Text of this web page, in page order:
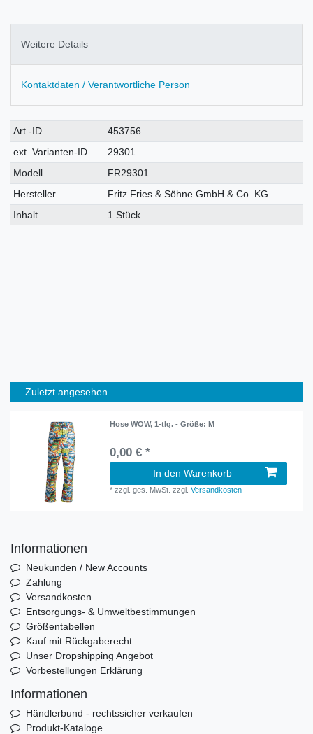
Weitere Details
Kontaktdaten / Verantwortliche Person
Technisches
Merkmal
Wert
Art.-ID
453756
ext. Varianten-ID
29301
Modell
FR29301
Hersteller
Fritz Fries & Söhne GmbH & Co. KG
Inhalt
1 Stück
Zuletzt angesehen
Hose WOW, 1-tlg. - Größe: M
0,00 € *
In den Warenkorb
*zzgl. ges. MwSt. zzgl.Versandkosten
Informationen
Neukunden / New Accounts
Zahlung
Versandkosten
Entsorgungs- & Umweltbestimmungen
Größentabellen
Kauf mit Rückgaberecht
Unser Dropshipping Angebot
Vorbestellungen Erklärung
Informationen
Händlerbund - rechtssicher verkaufen
Produkt-Kataloge